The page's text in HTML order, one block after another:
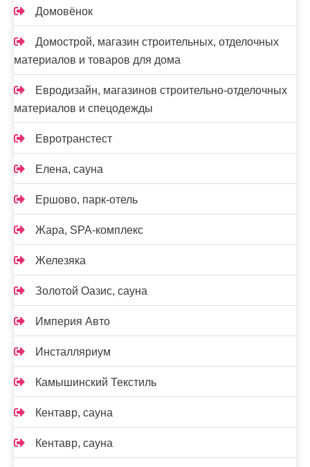
Домовёнок
Домострой, магазин строительных, отделочных
материалов и товаров для дома
Евродизайн, магазинов строительно-отделочных
материалов и спецодежды
Евротранстест
Елена, сауна
Ершово, парк-отель
Жара, SPA-комплекс
Железяка
Золотой Оазис, сауна
Империя Авто
Инсталляриум
Камышинский Текстиль
Кентавр, сауна
Кентавр, сауна